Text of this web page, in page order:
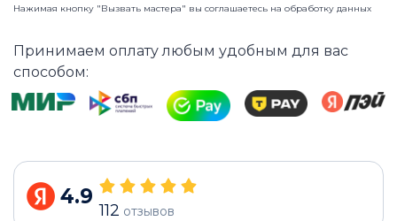
Нажимая кнопку "Вызвать мастера" вы соглашаетесь на обработку данных
Принимаем оплату любым удобным для вас
способом:
4.9
112 отзывов